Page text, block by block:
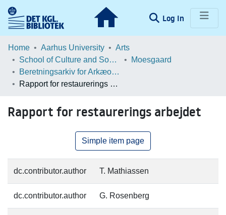
Log In (current)
Communities & Collections
Statistics
Home Aarhus University
Arts
School of Culture and Society
Moesgaard
Beretningsarkiv for Arkæologiske Undersøgelser
Rapport for restaurerings arbejdet
Rapport for restaurerings arbejdet
Simple item page
dc.contributor.author T. Mathiassen
dc.contributor.author G. Rosenberg